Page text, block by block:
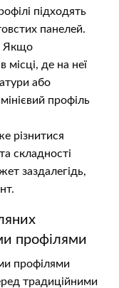
підходять
панелей.
Якщо
місці, де на неї
або
профіль
різнитися
складності
заздалегідь,
профілями
профілями
традиційними